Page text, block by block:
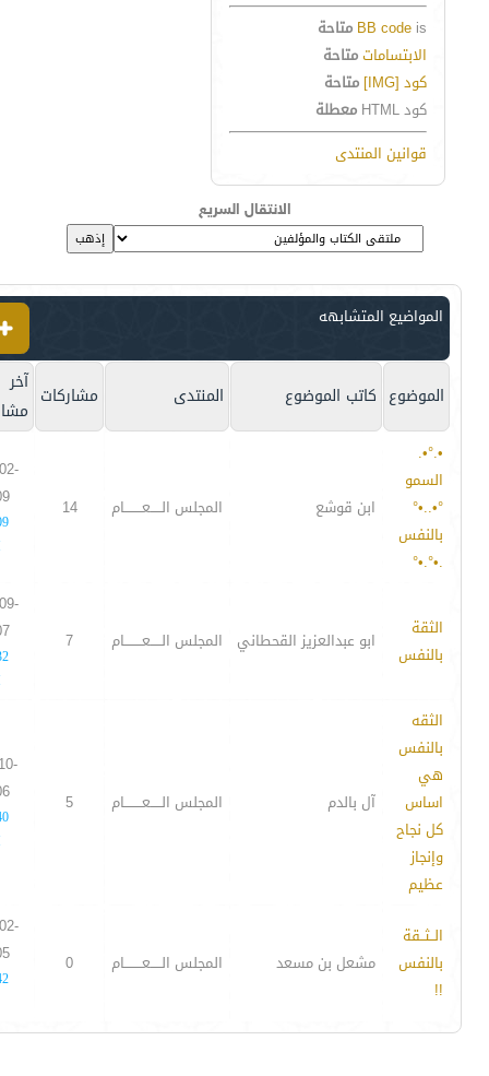
BB code is
متاحة
الابتساماتمتاحة
كود [IMG]
متاحة
كود HTML
معطلة
قوانين المنتدى
الانتقال السريع
المواضيع المتشابهه
الموضوع كاتب الموضوع المنتدى مشاركات آخر
•.°•.
السمو
°•..•°
بالنفس
.•°.•°
ابن قوشع المجلس الـــــعــــــــام 14
الثقة
بالنفس
ابو عبدالعزيز القحطاني المجلس الـــــعــــــــام 7
الثقه
بالنفس
هي
اساس
كل نجاح
وإنجاز
عظيم
آل بالدم المجلس الـــــعــــــــام 5
الــثــقة
بالنفس
!!
مشعل بن مسعد المجلس الـــــعــــــــام 0